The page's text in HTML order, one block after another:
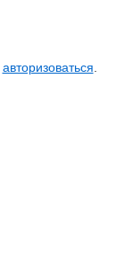
авторизоваться